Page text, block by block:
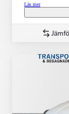
Läs mer